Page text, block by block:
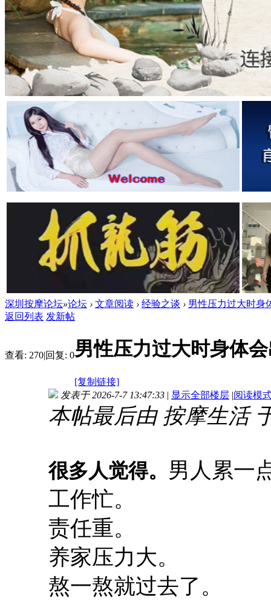
深圳按摩论坛»论坛 › 文章阅读 › 经验之谈 › 男性压力过大时身
返回列表 发新帖
查看: 270|回复: 0男性压力过大时身体
[复制链接]
发表于 2026-7-7 13:47:33 | 显示全部楼层 |阅读模
本帖最后由 按摩生活
很多人觉得。 男人累一
工作忙。
责任重。
养家压力大。
熬一熬就过去了。